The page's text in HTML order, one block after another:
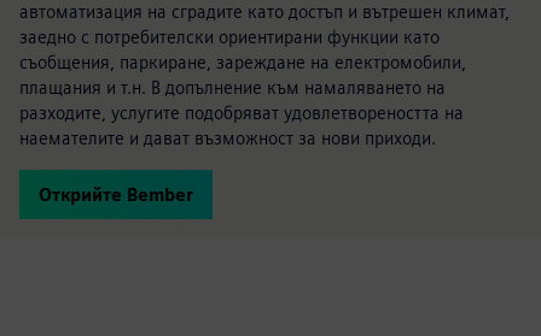
автоматизация на сградите като достъп и вътрешен климат,
заедно с потребителски ориентирани функции като
съобщения, паркиране, зареждане на електромобили,
плащания и т.н. В допълнение към намаляването на
разходите, услугите подобряват удовлетвореността на
наемателите и дават възможност за нови приходи.
Открийте Bember